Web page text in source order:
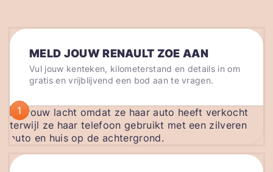
MELD JOUW RENAULT ZOE AAN
Vul jouw kenteken, kilometerstand en details in om
gratis en vrijblijvend een bod aan te vragen.
1